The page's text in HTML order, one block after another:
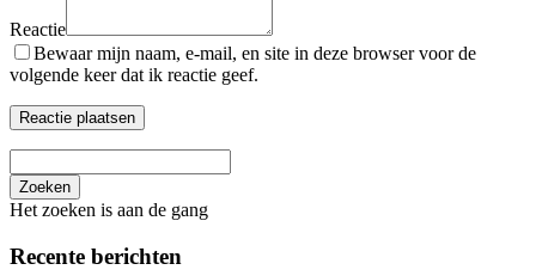
Reactie
Bewaar mijn naam, e-mail, en site in deze browser voor de
volgende keer dat ik reactie geef.
Zoeken
Het zoeken is aan de gang
Recente berichten